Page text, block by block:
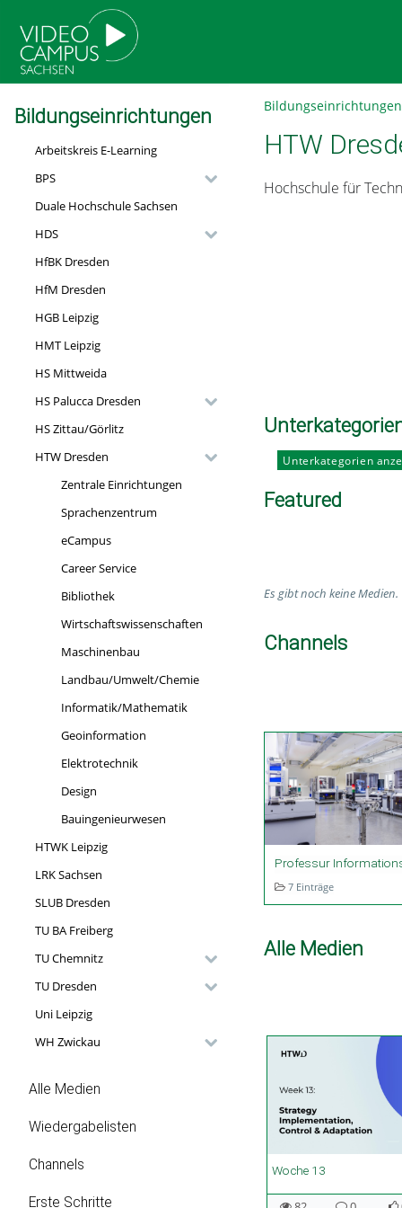
Bildungseinrichtungen
Arbeitskreis E-Learning
BPS
Duale Hochschule Sachsen
HDS
HfBK Dresden
HfM Dresden
HGB Leipzig
HMT Leipzig
HS Mittweida
HS Palucca Dresden
HS Zittau/Görlitz
HTW Dresden
Zentrale Einrichtungen
Sprachenzentrum
eCampus
Career Service
Bibliothek
Wirtschaftswissenschaften
Maschinenbau
Landbau/Umwelt/Chemie
Informatik/Mathematik
Geoinformation
Elektrotechnik
Design
Bauingenieurwesen
HTWK Leipzig
LRK Sachsen
SLUB Dresden
TU BA Freiberg
TU Chemnitz
TU Dresden
Uni Leipzig
WH Zwickau
Alle Medien
Wiedergabelisten
Channels
Erste Schritte
Bildungseinrichtungen
HTW
Hochschule für
Unterkategorien
Featured
Es gibt noch keine Medien.
Channels
Professur
7 Einträge
Alle Medien
Woche 13
27:08 duration
22:18 duration
30:10 duration
21:36 duration